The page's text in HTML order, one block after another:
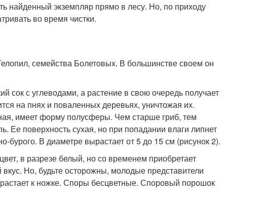
найденный экземпляр прямо в лесу. Но, по приходу
во время чистки.
семейства Болетовых. В большинстве своем он
сок с углеводами, а растение в свою очередь получает
на пнях и поваленных деревьях, уничтожая их.
имеет форму полусферы. Чем старше гриб, тем
Ее поверхность сухая, но при попадании влаги липнет
бурого. В диаметре вырастает от 5 до 15 см (рисунок 2).
в разрезе белый, но со временем приобретает
Но, будьте осторожны, молодые представители
к ножке. Споры бесцветные. Споровый порошок